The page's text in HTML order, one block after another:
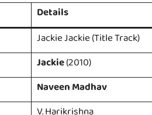
Details
Jackie Jackie (Title Track)
Jackie(2010)
Naveen Madhav